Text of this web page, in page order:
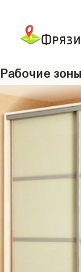
Рабочие зоны